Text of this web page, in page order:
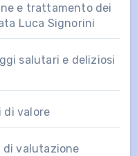
e trattamento dei
Luca Signorini
salutari e deliziosi
di valore
di valutazione